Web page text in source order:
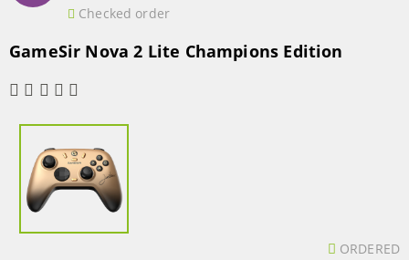
Checked order
GameSir Nova 2 Lite Champions Edition
ORDERED